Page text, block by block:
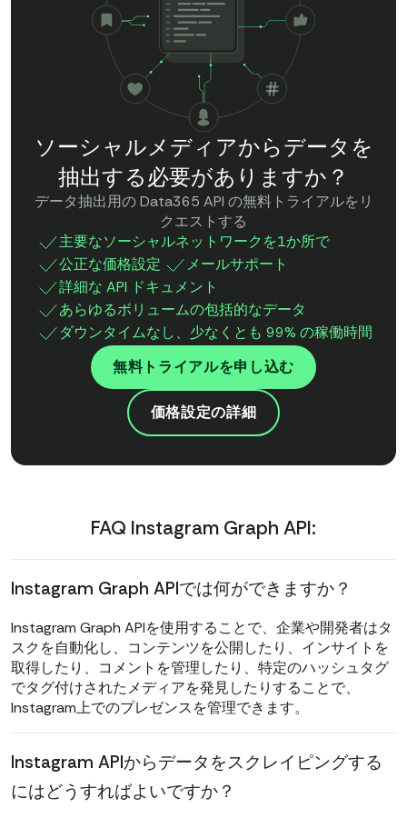
ソーシャルメディアからデータを
抽出する必要がありますか？
データ抽出用の Data365 API の無料トライアルをリ
クエストする
主要なソーシャルネットワークを1か所で
公正な価格設定
メールサポート
詳細な API ドキュメント
あらゆるボリュームの包括的なデータ
ダウンタイムなし、少なくとも 99% の稼働時間
無料トライアルを申し込む
価格設定の詳細
FAQ Instagram Graph API:
Instagram Graph APIでは何ができますか？
Instagram Graph APIを使用することで、企業や開発者はタ
スクを自動化し、コンテンツを公開したり、インサイトを
取得したり、コメントを管理したり、特定のハッシュタグ
でタグ付けされたメディアを発見したりすることで、
Instagram上でのプレゼンスを管理できます。
Instagram APIからデータをスクレイピングする
にはどうすればよいですか？